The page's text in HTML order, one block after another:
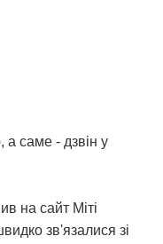
саме - дзвін у
на сайт Міті
зв'язалися зі